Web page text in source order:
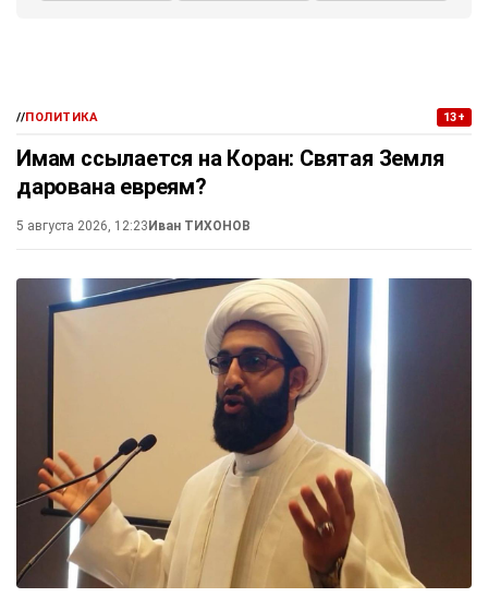
//ПОЛИТИКА 13+
Имам ссылается на Коран: Святая Земля
дарована евреям?
5 августа 2026, 12:23Иван ТИХОНОВ